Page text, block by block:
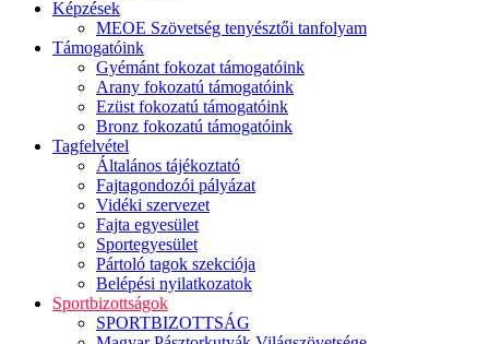
Képzések
MEOE Szövetség tenyésztői tanfolyam
Támogatóink
Gyémánt fokozat támogatóink
Arany fokozatú támogatóink
Ezüst fokozatú támogatóink
Bronz fokozatú támogatóink
Tagfelvétel
Általános tájékoztató
Fajtagondozói pályázat
Vidéki szervezet
Fajta egyesület
Sportegyesület
Pártoló tagok szekciója
Belépési nyilatkozatok
Sportbizottságok
SPORTBIZOTTSÁG